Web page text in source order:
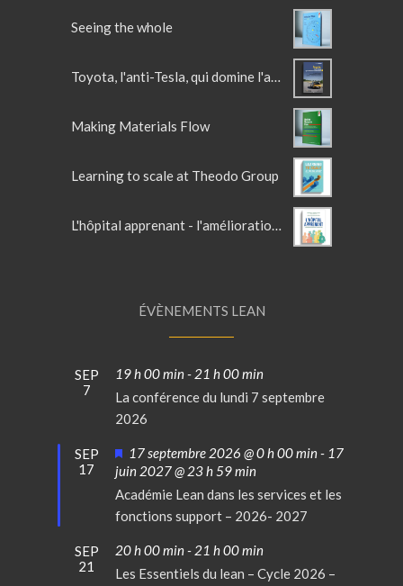
Seeing the whole
Toyota, l'anti-Tesla, qui domine l'automobile
Making Materials Flow
Learning to scale at Theodo Group
L'hôpital apprenant - l'amélioration continue au service du soin
ÉVÈNEMENTS LEAN
SEP
7
19 h 00 min- 21 h 00 min
La conférence du lundi 7 septembre
2026
SEP
17
Mis
en
avant
17 septembre 2026 @ 0 h 00 min- 17
juin 2027 @ 23 h 59 min
Académie Lean dans les services et les
fonctions support – 2026- 2027
SEP
21
20 h 00 min- 21 h 00 min
Les Essentiels du lean – Cycle 2026 –